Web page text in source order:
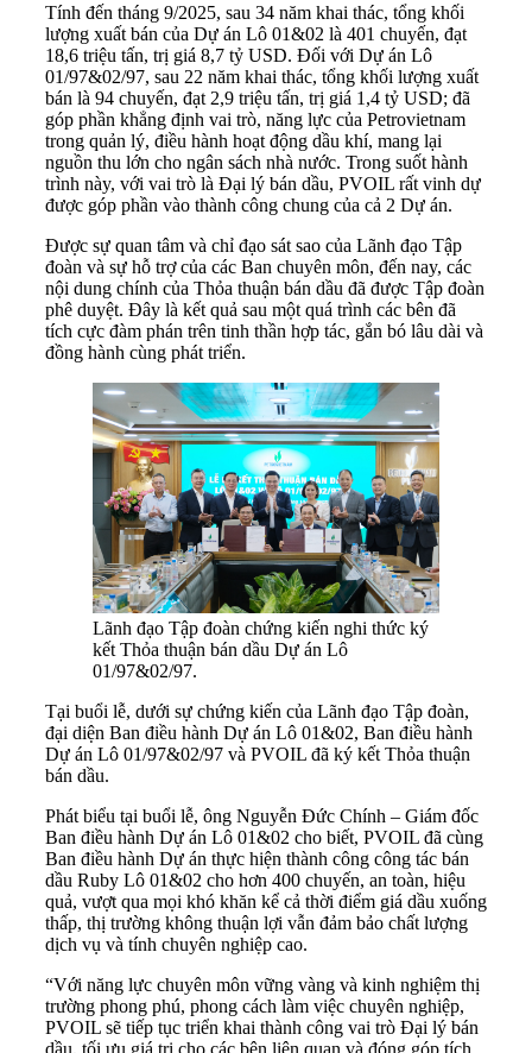
Tính đến tháng 9/2025, sau 34 năm khai thác, tổng khối
lượng xuất bán của Dự án Lô 01&02 là 401 chuyến, đạt
18,6 triệu tấn, trị giá 8,7 tỷ USD. Đối với Dự án Lô
01/97&02/97, sau 22 năm khai thác, tổng khối lượng xuất
bán là 94 chuyến, đạt 2,9 triệu tấn, trị giá 1,4 tỷ USD; đã
góp phần khẳng định vai trò, năng lực của Petrovietnam
trong quản lý, điều hành hoạt động dầu khí, mang lại
nguồn thu lớn cho ngân sách nhà nước. Trong suốt hành
trình này, với vai trò là Đại lý bán dầu, PVOIL rất vinh dự
được góp phần vào thành công chung của cả 2 Dự án.
Được sự quan tâm và chỉ đạo sát sao của Lãnh đạo Tập
đoàn và sự hỗ trợ của các Ban chuyên môn, đến nay, các
nội dung chính của Thỏa thuận bán dầu đã được Tập đoàn
phê duyệt. Đây là kết quả sau một quá trình các bên đã
tích cực đàm phán trên tinh thần hợp tác, gắn bó lâu dài và
đồng hành cùng phát triển.
Lãnh đạo Tập đoàn chứng kiến nghi thức ký
kết Thỏa thuận bán dầu Dự án Lô
01/97&02/97.
Tại buổi lễ, dưới sự chứng kiến của Lãnh đạo Tập đoàn,
đại diện Ban điều hành Dự án Lô 01&02, Ban điều hành
Dự án Lô 01/97&02/97 và PVOIL đã ký kết Thỏa thuận
bán dầu.
Phát biểu tại buổi lễ, ông Nguyễn Đức Chính – Giám đốc
Ban điều hành Dự án Lô 01&02 cho biết, PVOIL đã cùng
Ban điều hành Dự án thực hiện thành công công tác bán
dầu Ruby Lô 01&02 cho hơn 400 chuyến, an toàn, hiệu
quả, vượt qua mọi khó khăn kể cả thời điểm giá dầu xuống
thấp, thị trường không thuận lợi vẫn đảm bảo chất lượng
dịch vụ và tính chuyên nghiệp cao.
“Với năng lực chuyên môn vững vàng và kinh nghiệm thị
trường phong phú, phong cách làm việc chuyên nghiệp,
PVOIL sẽ tiếp tục triển khai thành công vai trò Đại lý bán